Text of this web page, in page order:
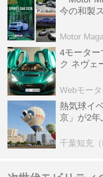
今の和製
Motor
4モーター
ク ネヴェ
全版／115
Webモー
熱気球イ
京」が2年
ンテンツ
千葉知充（